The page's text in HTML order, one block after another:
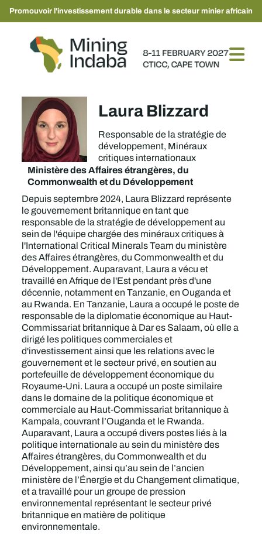
Promouvoir l'investissement durable dans le secteur minier africain
Laura Blizzard
Responsable de la stratégie de
développement, Minéraux
critiques internationaux
Ministère des Affaires étrangères, du
Commonwealth et du Développement
Depuis septembre 2024, Laura Blizzard représente
le gouvernement britannique en tant que
responsable de la stratégie de développement au
sein de l'équipe chargée des minéraux critiques à
l'International Critical Minerals Team du ministère
des Affaires étrangères, du Commonwealth et du
Développement. Auparavant, Laura a vécu et
travaillé en Afrique de l'Est pendant près d'une
décennie, notamment en Tanzanie, en Ouganda et
au Rwanda. En Tanzanie, Laura a occupé le poste de
responsable de la diplomatie économique au Haut-
Commissariat britannique à Dar es Salaam, où elle a
dirigé les politiques commerciales et
d'investissement ainsi que les relations avec le
gouvernement et le secteur privé, en soutien au
portefeuille de développement économique du
Royaume-Uni. Laura a occupé un poste similaire
dans le domaine de la politique économique et
commerciale au Haut-Commissariat britannique à
Kampala, couvrant l’Ouganda et le Rwanda.
Auparavant, Laura a occupé divers postes liés à la
politique internationale au sein du ministère des
Affaires étrangères, du Commonwealth et du
Développement, ainsi qu’au sein de l’ancien
ministère de l’Énergie et du Changement climatique,
et a travaillé pour un groupe de pression
environnemental représentant le secteur privé
britannique en matière de politique
environnementale.